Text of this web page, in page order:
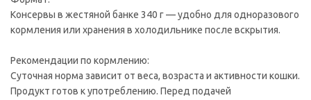
Консервы в жестяной банке 340 г — удобно для одноразового
кормления или хранения в холодильнике после вскрытия.
Рекомендации по кормлению:
Суточная норма зависит от веса, возраста и активности кошки.
Продукт готов к употреблению. Перед подачей